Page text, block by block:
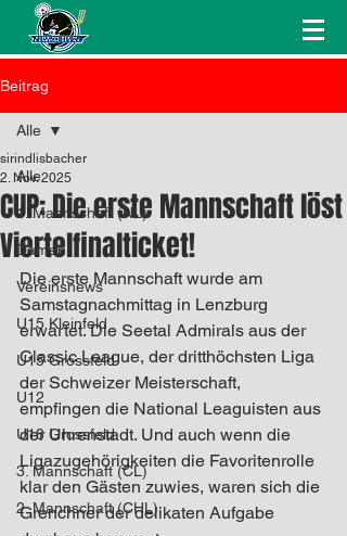
Beitrag
Alle
1. Mannschaft (NL)
Damen
Vereinsnews
U15 Kleinfeld
U15 Grossfeld
U12
U18 Grossfeld
3. Mannschaft (CL)
2. Mannschaft (CHL)
Alle
CUP: Die erste Mannschaft löst
Viertelfinalticket!
sirindlisbacher
2. Nov. 2025
Die erste Mannschaft wurde am
Samstagnachmittag in Lenzburg
erwartet. Die Seetal Admirals aus der
Classic League, der dritthöchsten Liga
der Schweizer Meisterschaft,
empfingen die National Leaguisten aus
der Uhrenstadt. Und auch wenn die
Ligazugehörigkeiten die Favoritenrolle
klar den Gästen zuwies, waren sich die
Grenchner der delikaten Aufgabe